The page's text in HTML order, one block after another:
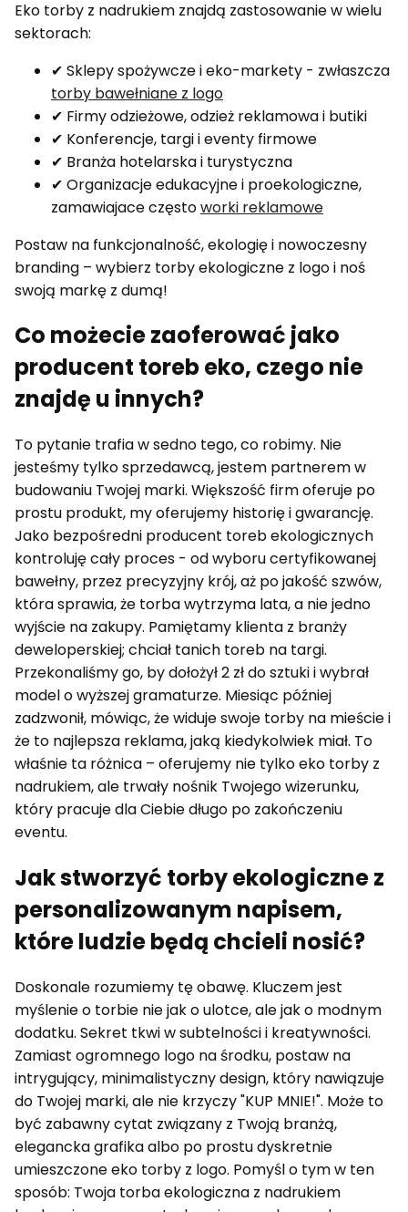
Eko torby z nadrukiem znajdą zastosowanie w wielu
sektorach:
✔ Sklepy spożywcze i eko-markety - zwłaszcza
torby bawełniane z logo
✔ Firmy odzieżowe, odzież reklamowa i butiki
✔ Konferencje, targi i eventy firmowe
✔ Branża hotelarska i turystyczna
✔ Organizacje edukacyjne i proekologiczne,
zamawiajace częstoworki reklamowe
Postaw na funkcjonalność, ekologię i nowoczesny
branding – wybierz torby ekologiczne z logo i noś
swoją markę z dumą!
Co możecie zaoferować jako
producent toreb eko, czego nie
znajdę u innych?
To pytanie trafia w sedno tego, co robimy. Nie
jesteśmy tylko sprzedawcą, jestem partnerem w
budowaniu Twojej marki. Większość firm oferuje po
prostu produkt, my oferujemy historię i gwarancję.
Jako bezpośredni producent toreb ekologicznych
kontroluję cały proces - od wyboru certyfikowanej
bawełny, przez precyzyjny krój, aż po jakość szwów,
która sprawia, że torba wytrzyma lata, a nie jedno
wyjście na zakupy. Pamiętamy klienta z branży
deweloperskiej; chciał tanich toreb na targi.
Przekonaliśmy go, by dołożył 2 zł do sztuki i wybrał
model o wyższej gramaturze. Miesiąc później
zadzwonił, mówiąc, że widuje swoje torby na mieście i
że to najlepsza reklama, jaką kiedykolwiek miał. To
właśnie ta różnica – oferujemy nie tylko eko torby z
nadrukiem, ale trwały nośnik Twojego wizerunku,
który pracuje dla Ciebie długo po zakończeniu
eventu.
Jak stworzyć torby ekologiczne z
personalizowanym napisem,
które ludzie będą chcieli nosić?
Doskonale rozumiemy tę obawę. Kluczem jest
myślenie o torbie nie jak o ulotce, ale jak o modnym
dodatku. Sekret tkwi w subtelności i kreatywności.
Zamiast ogromnego logo na środku, postaw na
intrygujący, minimalistyczny design, który nawiązuje
do Twojej marki, ale nie krzyczy "KUP MNIE!". Może to
być zabawny cytat związany z Twoją branżą,
elegancka grafika albo po prostu dyskretnie
umieszczone eko torby z logo. Pomyśl o tym w ten
sposób: Twoja torba ekologiczna z nadrukiem